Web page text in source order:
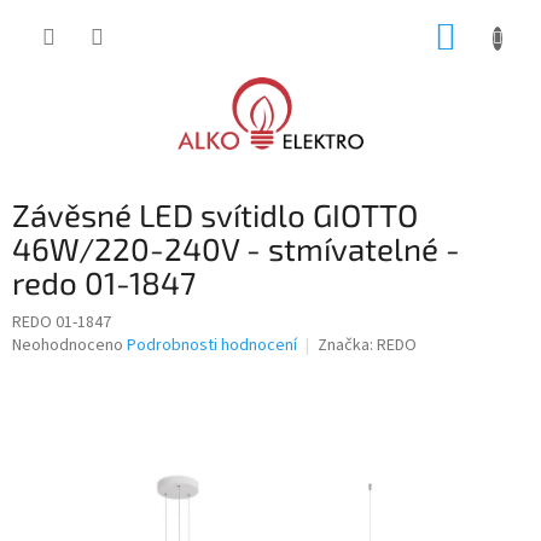
Závěsné LED svítidlo GIOTTO
46W/220-240V - stmívatelné -
redo 01-1847
REDO 01-1847
Průměrné
Neohodnoceno Podrobnosti hodnocení Značka: REDO